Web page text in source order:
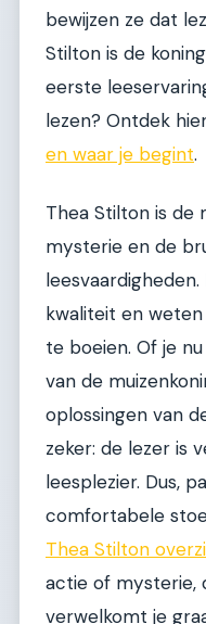
bewijzen ze dat
Stilton is de
eerste
lezen? Ontdek
en waar je begint.
Thea Stilton is de
mysterie en de
kwaliteit en
te boeien. Of je
van de
oplossingen van
zeker: de lezer is
leesplezier. Dus,
comfortabele
Thea Stilton
actie of mysterie,
verwelkomt je